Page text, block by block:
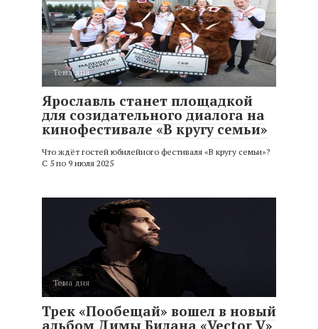
Тема дня
Ярославль станет площадкой
для созидательного диалога на
кинофестивале «В кругу семьи»
Что ждёт гостей юбилейного фестиваля «В кругу семьи»?
С 5 по 9 июля 2025
Тема дня
Трек «Пообещай» вошел в новый
альбом Димы Билана «Vector V»